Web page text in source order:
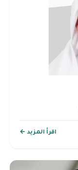
اقرأ المزيد ←